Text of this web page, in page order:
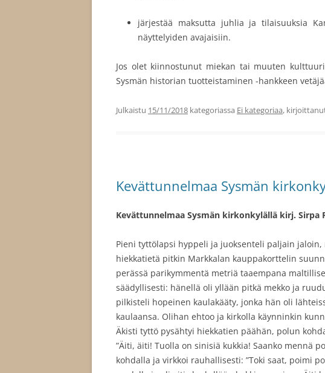
järjestää maksutta juhlia ja tilaisuuksia
näyttelyiden avajaisiin.
Jos olet kiinnostunut miekan tai muuten
Sysmän historian tuotteistaminen -hankkeen
Julkaistu 15/11/2018 kategoriassa Ei kategoriaa,
Kevättunnelmaa Sysmän
Kevättunnelmaa Sysmän kirkonkylällä kirj. Sirpa
Pieni tyttölapsi hyppeli ja juoksenteli paljain
hiekkatietä pitkin Markkalan kauppakorttelin
perässä parikymmentä metriä taaempana
säädyllisesti: hänellä oli yllään pitkä mekko ja
pilkisteli hopeinen kaulakääty, jonka hän oli
kaulaansa. Olihan ehtoo ja kirkolla käynninkin
Äkisti tyttö pysähtyi hiekkatien päähän, polun
”Äiti, äiti! Tuolla on sinisiä kukkia! Saanko mennä
kohdalla ja virkkoi rauhallisesti: ”Toki saat, poimi